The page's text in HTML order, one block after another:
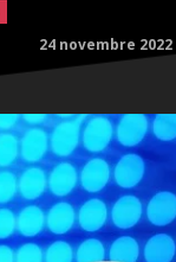
24 novembre 2022